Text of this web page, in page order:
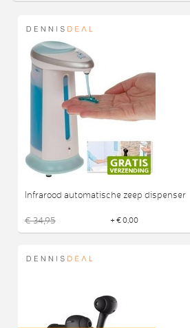
Infrarood automatische zeep dispenser
€ 34,95 + € 0,00